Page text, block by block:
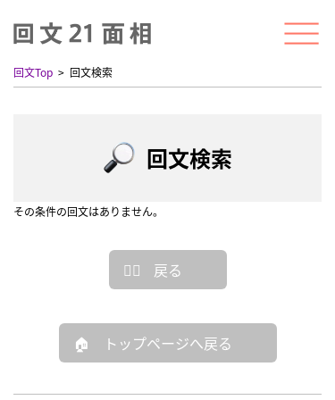
回文Top 回文検索
回文検索
その条件の回文はありません。
戻る
トップページへ戻る